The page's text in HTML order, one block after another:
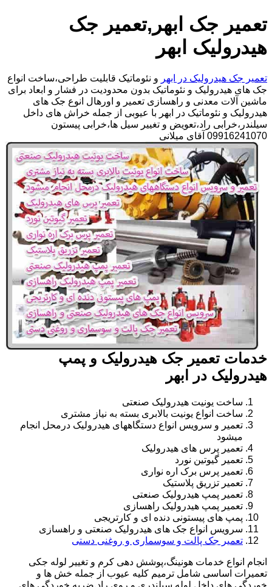
تعمیر جک ابهر,تعمیر جک
هیدرولیک ابهر
تعمیر جک هیدرولیک در ابهر و نئوماتیک قابلیت طراحی،ساخت انواع
جک های هیدرولیک و نئوماتیک بدون محدودیت در فشار و ابعاد برای
ماشین آلات معدنی و راهسازی تعمیر و اورهال انوع جک های
هیدرولیک و نئوماتیک در ابهر با عیوبی از جمله خراش های داخل
سیلندر،خرابی راد،تعویض و تغییر سیل ها،خرابی پیستون
09916241070 آقای میلانی
خدمات تعمیر جک هیدرولیک و پمپ
هیدرولیک در ابهر
ساخت یونیت هیدرولیک صنعتی
ساخت انواع یونیت بالابری بسته به نیاز مشتری
تعمیر و سرویس انواع دستگاههای هیدرولیک درمحل انجام
میشود
تعمیر پرس های هیدرولیک
تعمیر گیوتین نورد
تعمیر پرس برک اره نواری
تعمیر تزریق پلاستیک
تعمیر پمپ هیدرولیک صنعتی
تعمیر پمپ هیدرولیک راهسازی
پمپ های پیستونی دنده ای و کارتریجی
سرویس انواع جک های هیدرولیک صنعتی و راهسازی
تعمیر جک پالت و سوسماری و روغنی دستی
انجام انواع خدمات هونینگ،پوشش دهی کرم و تغییر لوله جکی
تعمیرات اساسی شامل ترمیم کلیه عیوب از جمله خش ها و
خوردگی های داخل لوله سیلندری و روی راد.ضربه خوردگی های